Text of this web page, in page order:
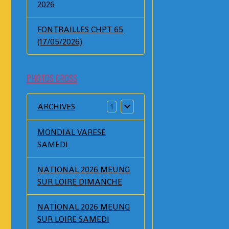
2026
FONTRAILLES CHPT 65
(17/05/2026)
PHOTOS CROSS
ARCHIVES 1
MONDIAL VARESE
SAMEDI
NATIONAL 2026 MEUNG
SUR LOIRE DIMANCHE
NATIONAL 2026 MEUNG
SUR LOIRE SAMEDI